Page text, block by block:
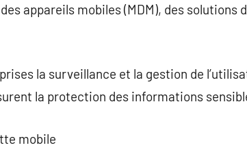
appareils mobiles (MDM), des solutions
la surveillance et la gestion de
la protection des informations
mobile